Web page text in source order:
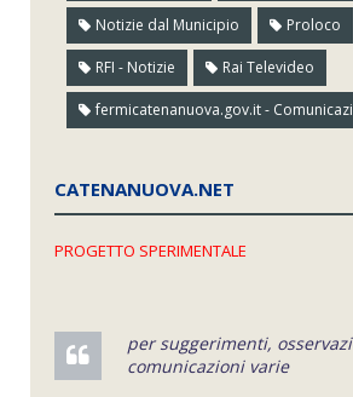
Notizie dal Municipio Proloco
RFI - Notizie Rai Televideo
fermicatenanuova.gov.it -
CATENANUOVA.NET
PROGETTO SPERIMENTALE
per suggerimenti,
comunicazioni varie